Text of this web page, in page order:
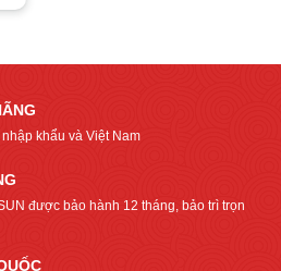
khẩu và Việt Nam
được bảo hành 12 tháng, bảo trì trọn